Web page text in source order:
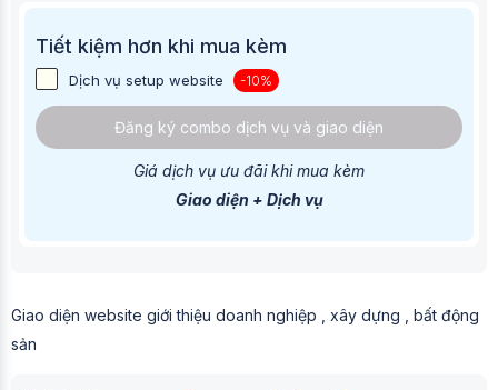
Tiết kiệm hơn khi mua kèm
Dịch vụ setup website -10%
Đăng ký combo dịch vụ và giao diện
Giá dịch vụ ưu đãi khi mua kèm
Giao diện + Dịch vụ
Giao diện website giới thiệu doanh nghiệp , xây dựng , bất động
sản